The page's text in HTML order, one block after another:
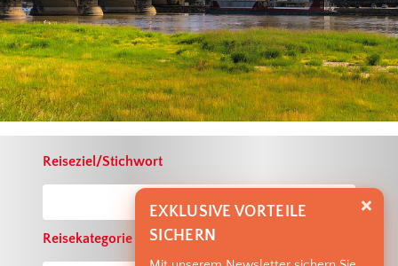
Reiseziel/Stichwort
Reisekategorie
EXKLUSIVE VORTEILE
SICHERN